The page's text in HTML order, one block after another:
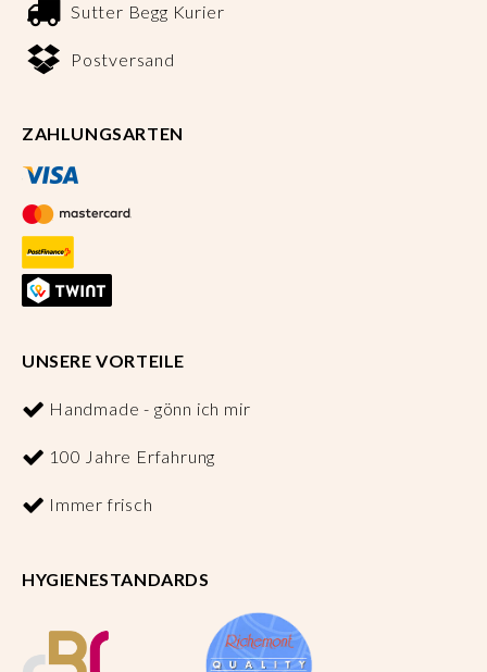
Sutter Begg Kurier
Postversand
ZAHLUNGSARTEN
UNSERE VORTEILE
Handmade - gönn ich mir
100 Jahre Erfahrung
Immer frisch
HYGIENESTANDARDS